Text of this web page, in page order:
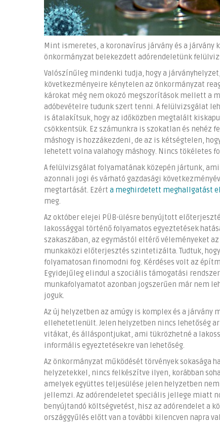
Mint ismeretes, a koronavírus járvány és a
önkormányzat belekezdett adórendeletünk
Valószínűleg mindenki tudja, hogy a
következményeire kénytelen az önkormányzat
károkat még nem okozó megszorítások mellett a
adóbevételre tudunk szert tenni. A felülvizsgálat
is átalakítsuk, hogy az időközben megtalált
csökkentsük. Ez számunkra is szokatlan és nehéz
máshogy is hozzákezdeni, de az is kétségtelen,
lehetett volna valahogy máshogy. Nincs tökéletes
A felülvizsgálat folyamatának közepén jártunk,
azonnali jogi és várható gazdasági
megtartását. Ezért a meghirdetett meghallgatást
meg.
Az október elejei PÜB-ülésre benyújtott
lakossággal történő folyamatos egyeztetések
szakaszában, az egymástól eltérő véleményeket
munkaközi előterjesztés szintetizálta. Tudtuk,
folyamatosan finomodni fog. Kérdéses volt az
Egyidejűleg elindul a szociális támogatási
munkafolyamatot azonban jogszerűen már nem
joguk.
Az új helyzetben az amúgy is komplex és a
ellehetetlenült. Jelen helyzetben nincs lehetőség
vitákat, és álláspontjukat, ami tükrözhetné a
informális egyeztetésekre van lehetőség.
Az önkormányzat működését törvények sokasága
helyzetekkel, nincs felkészítve ilyen, korábban
amelyek együttes teljesülése jelen helyzetben
jellemzi. Az adórendeletet speciális jellege miatt
benyújtandó költségvetést, hisz az adórendelet a
országgyűlés előtt van a további kilencven napra